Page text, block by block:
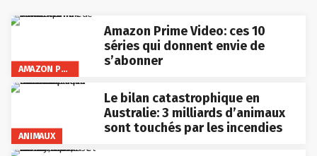
AMAZON PRIME VIDEO
Amazon Prime Video: ces 10
séries qui donnent envie de
s’abonner
ANIMAUX
Le bilan catastrophique en
Australie: 3 milliards d’animaux
sont touchés par les incendies